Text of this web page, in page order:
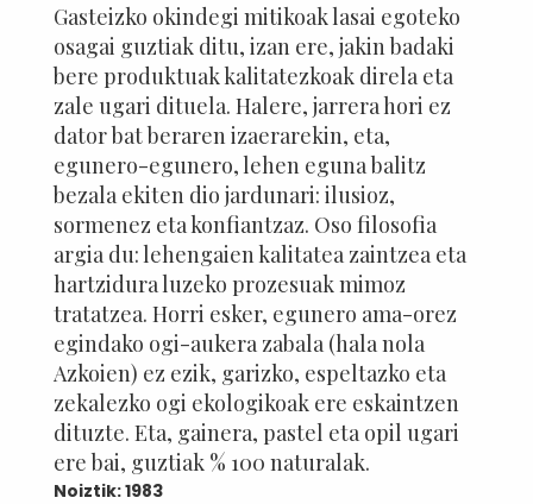
Gasteizko okindegi mitikoak lasai egoteko
osagai guztiak ditu, izan ere, jakin badaki
bere produktuak kalitatezkoak direla eta
zale ugari dituela. Halere, jarrera hori ez
dator bat beraren izaerarekin, eta,
egunero-egunero, lehen eguna balitz
bezala ekiten dio jardunari: ilusioz,
sormenez eta konfiantzaz. Oso filosofia
argia du: lehengaien kalitatea zaintzea eta
hartzidura luzeko prozesuak mimoz
tratatzea. Horri esker, egunero ama-orez
egindako ogi-aukera zabala (hala nola
Azkoien) ez ezik, garizko, espeltazko eta
zekalezko ogi ekologikoak ere eskaintzen
dituzte. Eta, gainera, pastel eta opil ugari
ere bai, guztiak % 100 naturalak.
Noiztik: 1983